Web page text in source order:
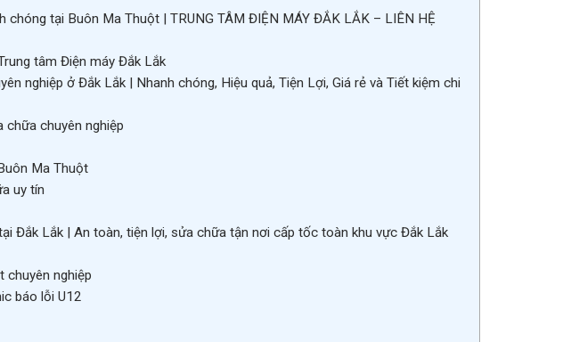
chóng tại Buôn Ma Thuột | TRUNG TÂM ĐIỆN MÁY ĐẮK LẮK – LIÊN HỆ
tâm Điện máy Đắk Lắk
nghiệp ở Đắk Lắk | Nhanh chóng, Hiệu quả, Tiện Lợi, Giá rẻ và Tiết kiệm chi
chữa chuyên nghiệp
Ma Thuột
uy tín
Đắk Lắk | An toàn, tiện lợi, sửa chữa tận nơi cấp tốc toàn khu vực Đắk Lắk
chuyên nghiệp
báo lỗi U12